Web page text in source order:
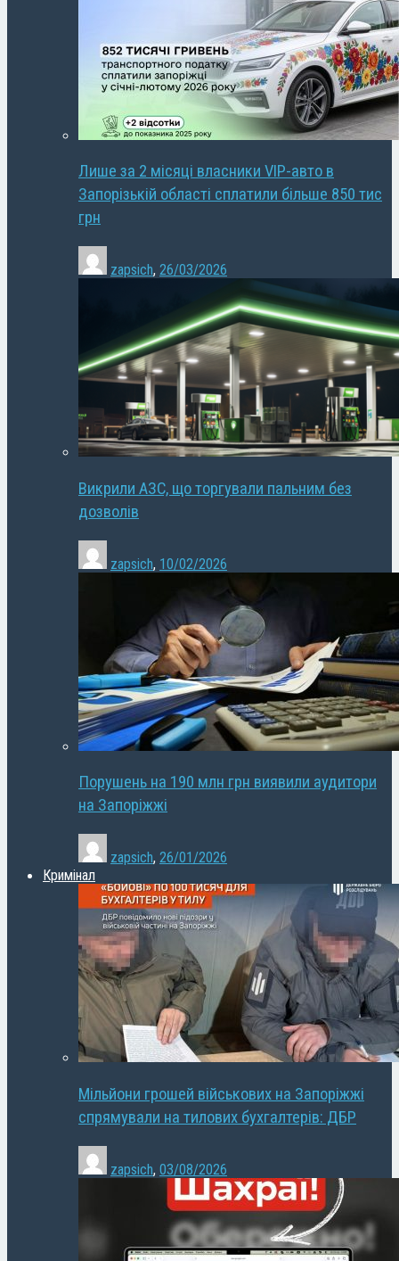
Лише за 2 місяці власники VIP-авто в
Запорізькій області сплатили більше 850 тис
грн
zapsich, 26/03/2026
Викрили АЗС, що торгували пальним без
дозволів
zapsich, 10/02/2026
Порушень на 190 млн грн виявили аудитори
на Запоріжжі
zapsich, 26/01/2026
Кримінал
Мільйони грошей військових на Запоріжжі
спрямували на тилових бухгалтерів: ДБР
zapsich, 03/08/2026